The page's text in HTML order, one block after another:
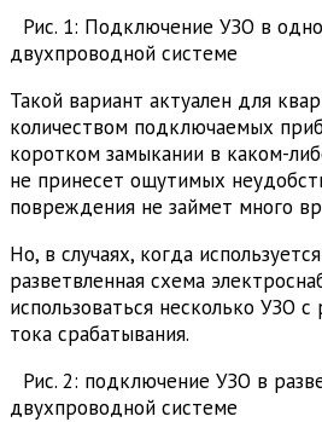
Рис. 1: Подключение УЗО в
двухпроводной системе
Такой вариант актуален для
количеством подключаемых
коротком замыкании в каком-
не принесет ощутимых
повреждения не займет много
Но, в случаях, когда
разветвленная схема
использоваться несколько УЗО с
тока срабатывания.
Рис. 2: подключение УЗО в
двухпроводной системе